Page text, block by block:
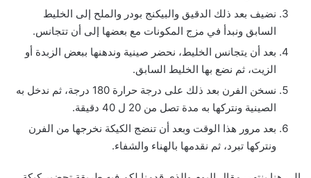
نضيف بعد ذلك الدقيق والبيكنج بودر والملح إلى الخليط
السابق ونبدأ في مزج المكونات مع بعضها إلى أن تتجانس.
بعد أن يتجانس الخليط، نحضر صينية وندهنها ببعض الزبدة أو
الزيت، ثم نضع بها الخليط السابق.
نسخن الفرن بعد ذلك على درجة حرارة 180 درجة، ثم ندخل به
الصينية ونتركها به مدة تصل من 20 ل 40 دقيقة.
بعد مرور هذا الوقت وبعد أن تنضج الكيكة نخرجها من الفرن
ونتركها تبرد، ثم نقدمها بالهناء والشفاء.